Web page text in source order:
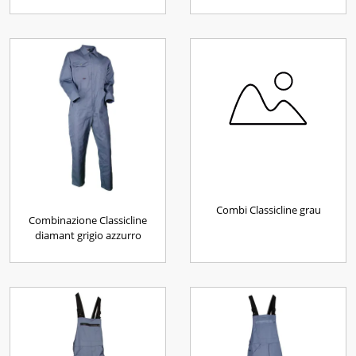
Combinazione Classicline
diamant grigio azzurro
Combi Classicline grau